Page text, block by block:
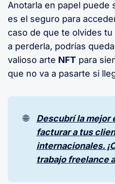
Anotarla en papel puede
es el seguro para
caso de que te olvides
a perderla, podrías
valioso arte NFT para
que no va a pasarte si
🌐
Descubrí la mejor
facturar a tus
internacionales.
trabajo freelance